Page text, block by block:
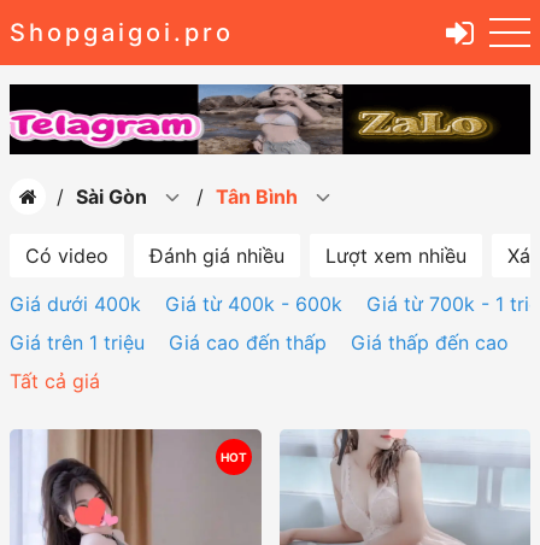
Shopgaigoi.pro
Sài Gòn Tân Bình
Có video Đánh giá nhiều Lượt xem nhiều
Giá dưới 400k
Giá từ 400k - 600k
Giá từ 700k - 1
Giá trên 1 triệu
Giá cao đến thấp
Giá thấp đến cao
Tất cả giá
HOT